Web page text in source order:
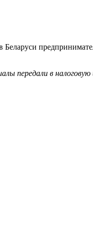
передали в